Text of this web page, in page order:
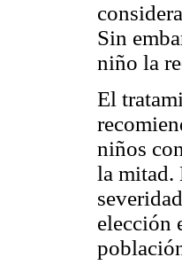
Sin
niño la
El
niños
la mitad.
elección